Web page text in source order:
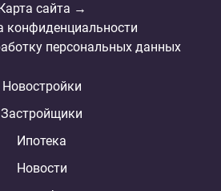
сайта →
конфиденциальности
персональных данных
Новостройки
Застройщики
Ипотека
Новости